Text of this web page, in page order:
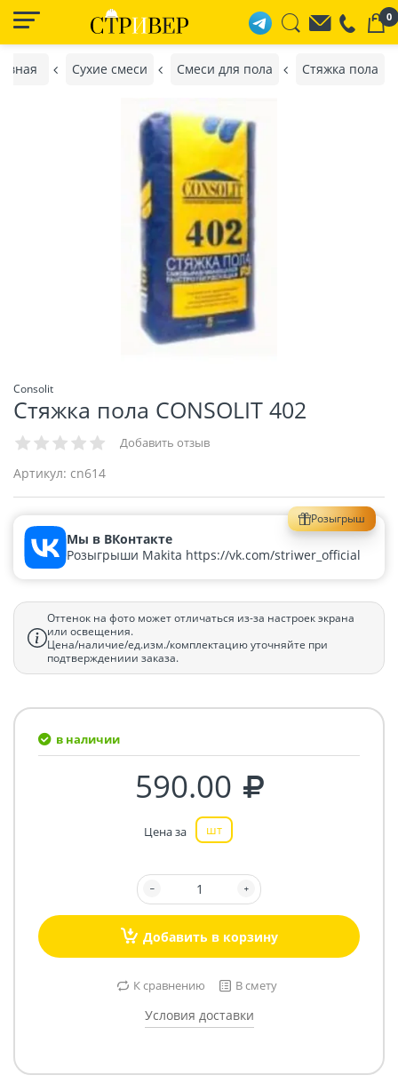
0
Сухие смеси Смеси для пола Стяжка пола
Consolit
Стяжка пола CONSOLIT 402
Добавить отзыв
Артикул: cn614
Розыгрыш
Мы в ВКонтакте
Розыгрыши Makita https://vk.com/striwer_official
Оттенок на фото может отличаться из-за настроек экрана
или освещения.
Цена/наличие/ед.изм./комплектацию уточняйте при
подтверждениии заказа.
в наличии
590.00
Цена за шт
Добавить в корзину
К сравнению В смету
Условия доставки